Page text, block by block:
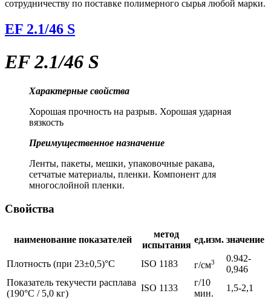
сотрудничеству по поставке полимерного сырья любой марки.
EF 2.1/46 S
EF 2.1/46 S
Характерные свойства
Хорошая прочность на разрыв. Хорошая ударная
вязкость
Преимущественное назначение
Ленты, пакеты, мешки, упаковочные ракава,
сетчатые материалы, пленки. Компонент для
многослойной пленки.
Свойства
наименование показателей
метод
испытания
ед.изм. значение
Плотность (при 23±0,5)°C ISO 1183 г/см3
0.942-
0,946
Показатель текучести расплава
(190°C / 5,0 кг)
ISO 1133
г/10
мин.
1,5-2,1